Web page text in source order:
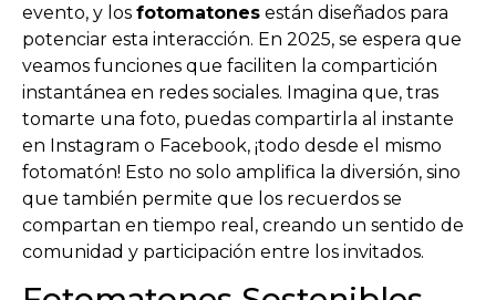
evento, y los fotomatones están diseñados para
potenciar esta interacción. En 2025, se espera que
veamos funciones que faciliten la compartición
instantánea en redes sociales. Imagina que, tras
tomarte una foto, puedas compartirla al instante
en Instagram o Facebook, ¡todo desde el mismo
fotomatón! Esto no solo amplifica la diversión, sino
que también permite que los recuerdos se
compartan en tiempo real, creando un sentido de
comunidad y participación entre los invitados.